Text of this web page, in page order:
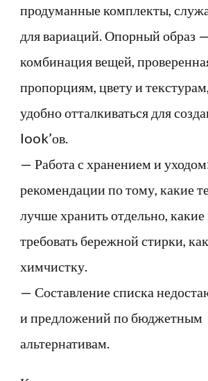
продуманные комплекты,
для вариаций. Опорный образ
комбинация вещей,
пропорциям, цвету и
удобно отталкиваться для
look’ов.
— Работа с хранением и
рекомендации по тому, какие
лучше хранить отдельно,
требовать бережной стирки,
химчистку.
— Составление списка
и предложений по бюджетным
альтернативам.